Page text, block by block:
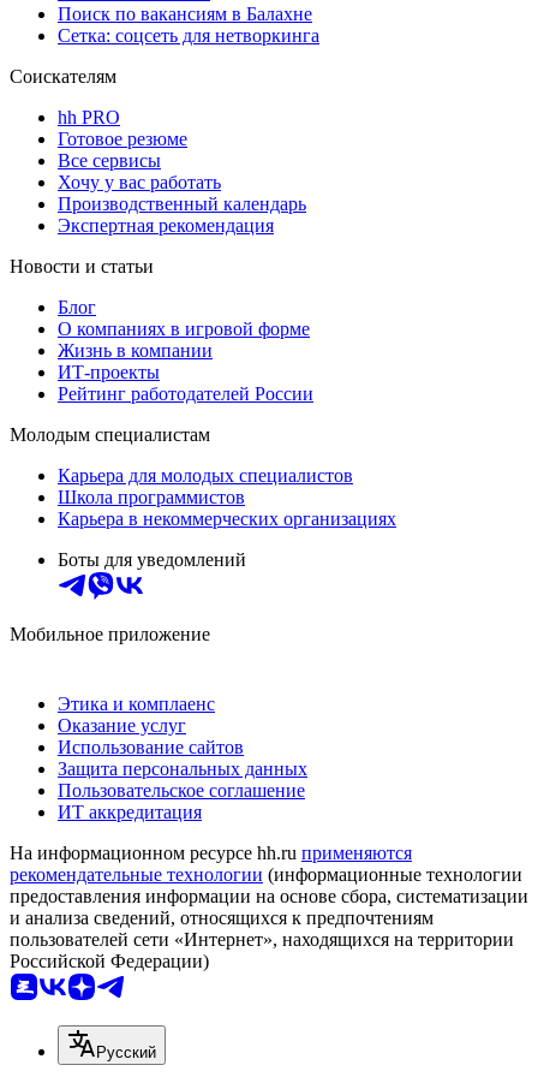
Поиск по вакансиям в Балахне
Сетка: соцсеть для нетворкинга
Соискателям
hh PRO
Готовое резюме
Все сервисы
Хочу у вас работать
Производственный календарь
Экспертная рекомендация
Новости и статьи
Блог
О компаниях в игровой форме
Жизнь в компании
ИТ-проекты
Рейтинг работодателей России
Молодым специалистам
Карьера для молодых специалистов
Школа программистов
Карьера в некоммерческих организациях
Боты для уведомлений
Мобильное приложение
Этика и комплаенс
Оказание услуг
Использование сайтов
Защита персональных данных
Пользовательское соглашение
ИТ аккредитация
На информационном ресурсе hh.ru применяются
рекомендательные технологии (информационные технологии
предоставления информации на основе сбора, систематизации
и анализа сведений, относящихся к предпочтениям
пользователей сети «Интернет», находящихся на территории
Российской Федерации)
Русский